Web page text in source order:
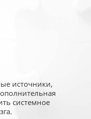
источники,
системное